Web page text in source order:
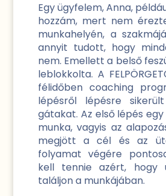
Egy ügyfelem, Anna,
hozzám, mert nem
munkahelyén, a
annyit tudott, hogy
nem. Emellett a belső
leblokkolta. A
félidőben coaching
lépésről lépésre
gátakat. Az első lépés
munka, vagyis az
megjött a cél és az
folyamat végére
kell tennie azért, hogy
találjon a munkájában.